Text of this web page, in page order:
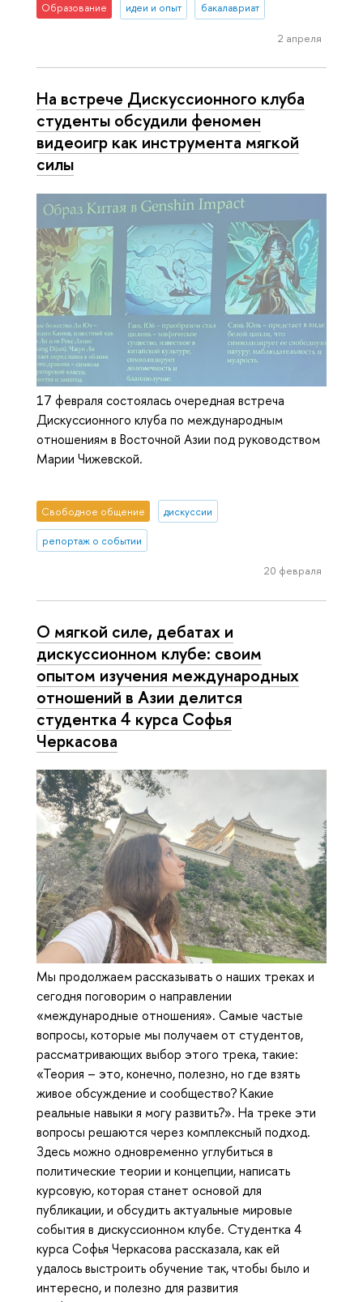
Образование идеи и опыт бакалавриат
2 апреля
На встрече Дискуссионного клуба
студенты обсудили феномен
видеоигр как инструмента мягкой
силы
17 февраля состоялась очередная встреча
Дискуссионного клуба по международным
отношениям в Восточной Азии под руководством
Марии Чижевской.
Свободное общение дискуссии
репортаж о событии
20 февраля
О мягкой силе, дебатах и
дискуссионном клубе: своим
опытом изучения международных
отношений в Азии делится
студентка 4 курса Софья
Черкасова
Мы продолжаем рассказывать о наших треках и
сегодня поговорим о направлении
«международные отношения». Самые частые
вопросы, которые мы получаем от студентов,
рассматривающих выбор этого трека, такие:
«Теория – это, конечно, полезно, но где взять
живое обсуждение и сообщество? Какие
реальные навыки я могу развить?». На треке эти
вопросы решаются через комплексный подход.
Здесь можно одновременно углубиться в
политические теории и концепции, написать
курсовую, которая станет основой для
публикации, и обсудить актуальные мировые
события в дискуссионном клубе. Студентка 4
курса Софья Черкасова рассказала, как ей
удалось выстроить обучение так, чтобы было и
интересно, и полезно для развития